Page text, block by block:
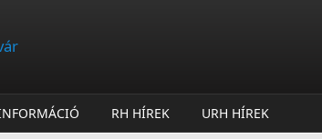
RH HÍREK URH HÍREK